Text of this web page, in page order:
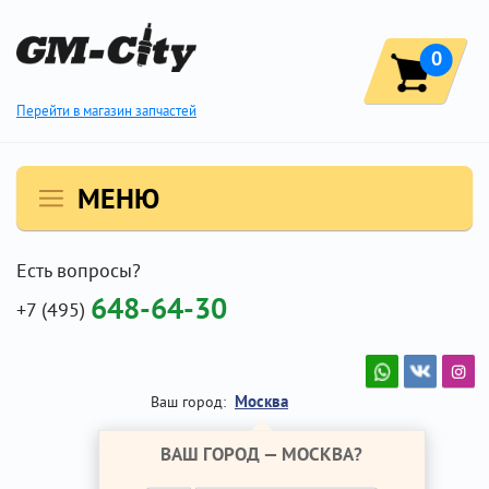
Перейти в магазин запчастей
0
МЕНЮ
Есть вопросы?
+7 (495) 648-64-30
Ваш город: Москва
ВАШ ГОРОД — МОСКВА?